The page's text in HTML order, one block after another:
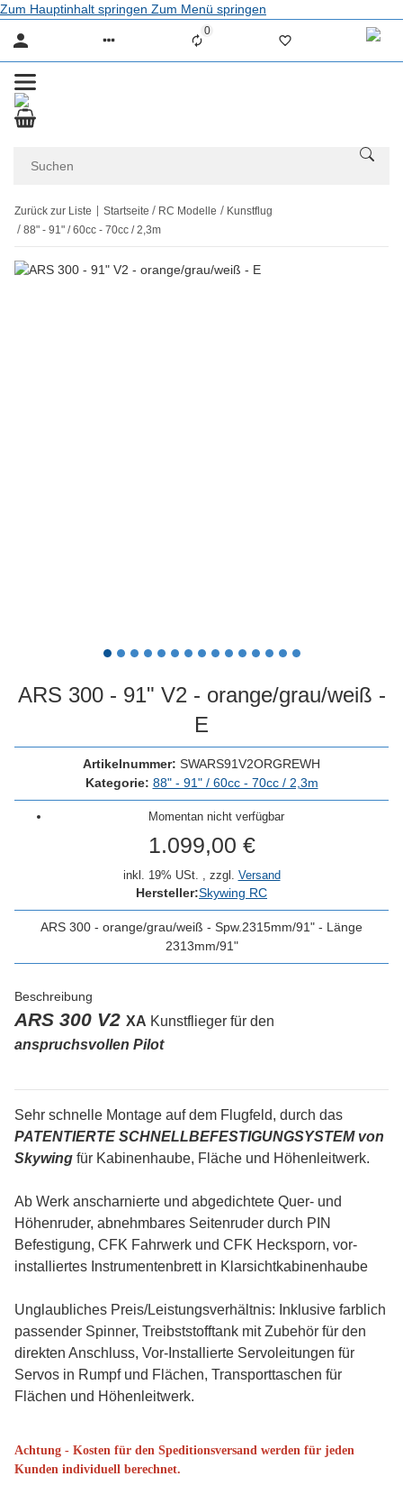
Zum Hauptinhalt springen Zum Menü springen
0Liste ist leer
Zurück zur Liste Startseite RC Modelle
Kunstflug
88" - 91" / 60cc - 70cc / 2,3m
ARS 300 - 91" V2 - orange/grau/weiß -
E
Artikelnummer: SWARS91V2ORGREWH
Kategorie: 88" - 91" / 60cc - 70cc / 2,3m
Momentan nicht verfügbar
1.099,00 €
inkl. 19% USt. , zzgl. Versand
Hersteller:Skywing RC
ARS 300 - orange/grau/weiß - Spw.2315mm/91" - Länge
2313mm/91"
Beschreibung
ARS 300 V2 XA Kunstflieger für den
anspruchsvollen Pilot
Sehr schnelle Montage auf dem Flugfeld, durch das
PATENTIERTE SCHNELLBEFESTIGUNGSYSTEM von
Skywing für Kabinenhaube, Fläche und Höhenleitwerk.
Ab Werk anscharnierte und abgedichtete Quer- und
Höhenruder, abnehmbares Seitenruder durch PIN
Befestigung, CFK Fahrwerk und CFK Hecksporn, vor-
installiertes Instrumentenbrett in Klarsichtkabinenhaube
Unglaubliches Preis/Leistungsverhältnis: Inklusive farblich
passender Spinner, Treibststofftank mit Zubehör für den
direkten Anschluss, Vor-Installierte Servoleitungen für
Servos in Rumpf und Flächen, Transporttaschen für
Flächen und Höhenleitwerk.
Achtung - Kosten für den Speditionsversand werden für jeden
Kunden individuell berechnet.